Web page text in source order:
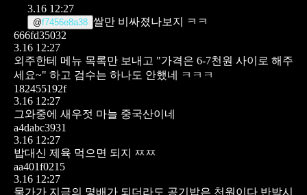
3.16 12:27
@f7456e8a38 쌀만 비싸졌나보지 ㅋㅋ
666fd35032
3.16 12:27
외주한테 메뉴 목록만 보내고 "가격은 6-7천원 사이로 해주
세요~" 하고 검수는 하나도 안했네 ㅋㅋㅋ
182455192f
3.16 12:27
그와중에 새우젓 마늘 중국산이네
a4dabc3931
3.16 12:27
밥대신 제육 먹으면 되지 ㅉㅉ
aa401f0215
3.16 12:27
물가가 지금의 몇배가 되더라도 공기밥은 천원이다 반박시